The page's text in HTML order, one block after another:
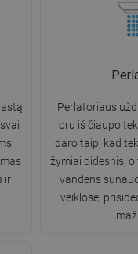
ir
Perlatoriaus
oru iš čiaupo
daro taip, kad
žymiai didesnis,
vandens
veiklose,